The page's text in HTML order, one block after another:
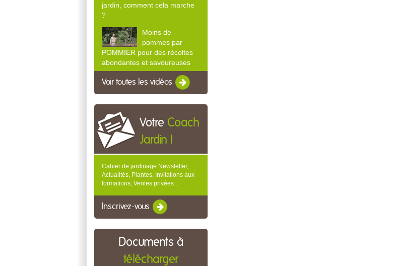
jardin, comment cela marche
?
Moins de
pommes par
POMMIER pour des récoltes
abondantes et savoureuses
Voir toutes les vidéos
Votre Coach
Jardin !
Cahier de jardinage Newsletter,
Actualités, Plantes, Invitations aux
formations, Ventes privées...
Inscrivez-vous
Documents à
télécharger